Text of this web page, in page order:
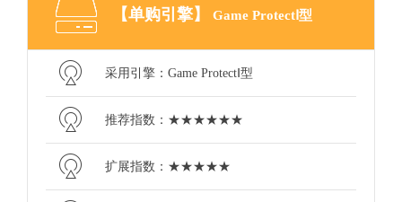
【单购引擎】 Game ProtectⅠ型
采用引擎：Game ProtectⅠ型
推荐指数：★★★★★★
扩展指数：★★★★★